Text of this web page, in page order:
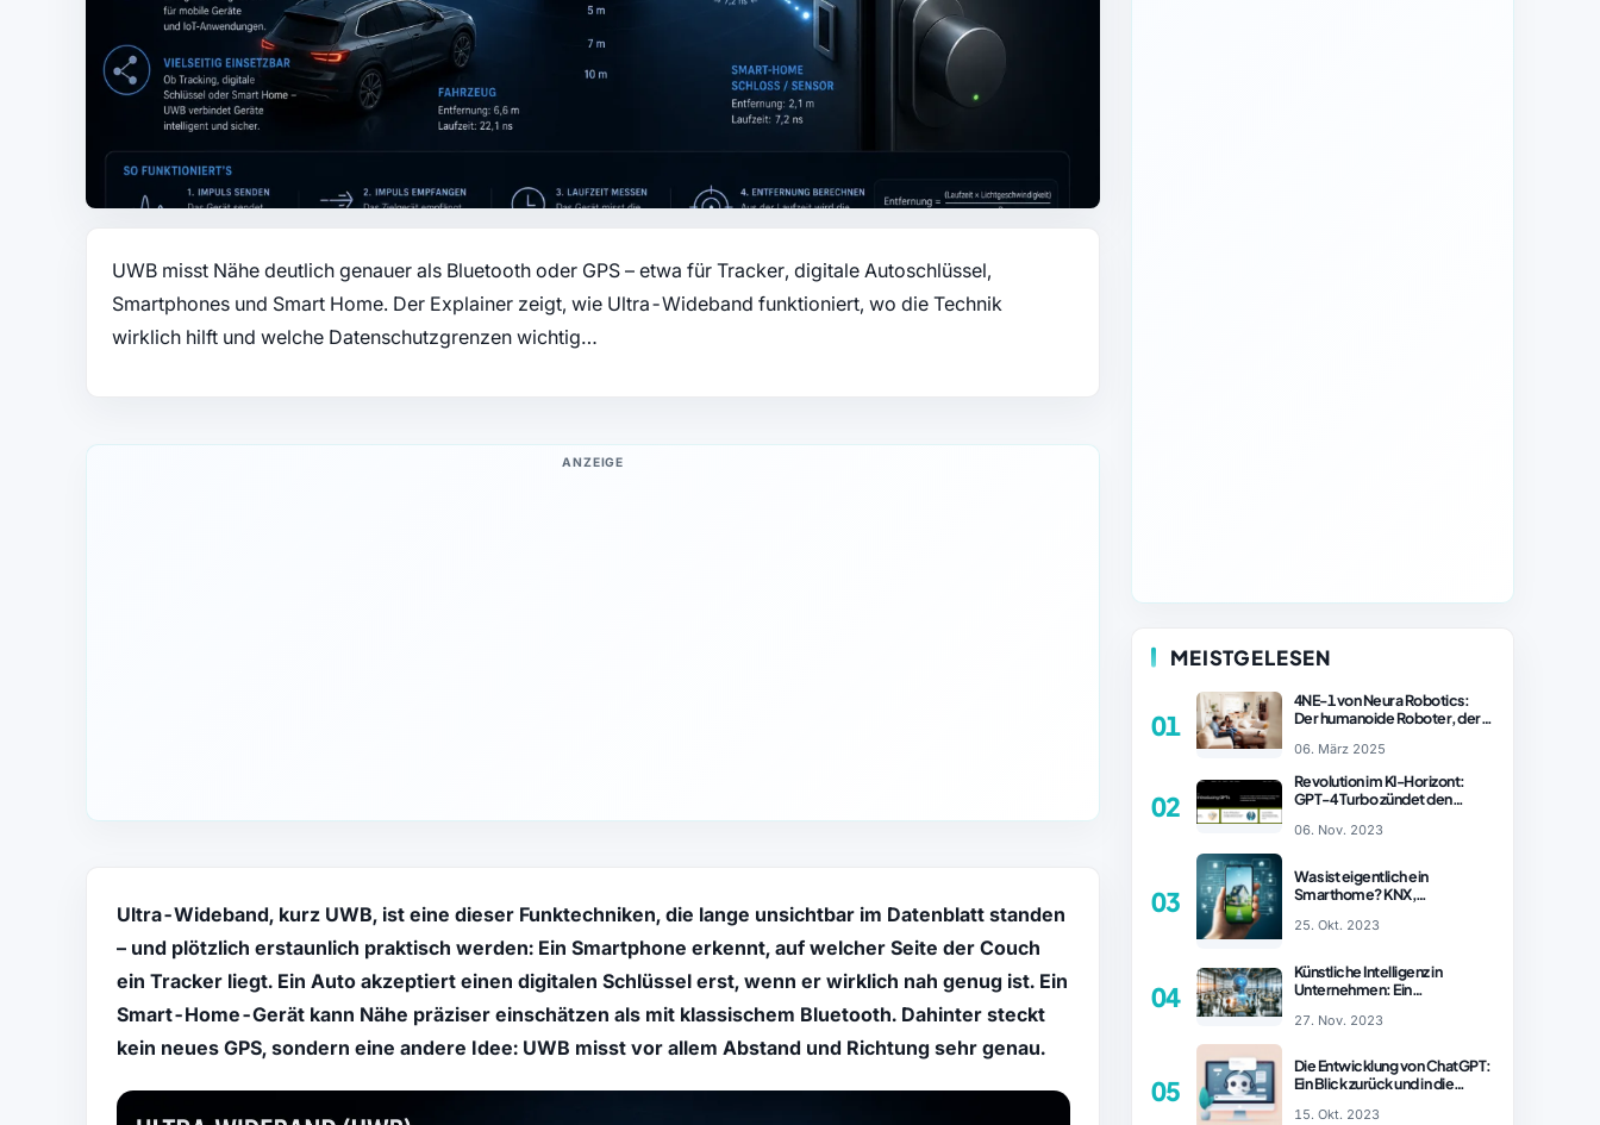
UWB misst Nähe deutlich genauer als Bluetooth oder GPS – etwa für Tracker, digitale Autoschlüssel,
Smartphones und Smart Home. Der Explainer zeigt, wie Ultra-Wideband funktioniert, wo die Technik
wirklich hilft und welche Datenschutzgrenzen wichtig…
ANZEIGE
Ultra-Wideband, kurz UWB, ist eine dieser Funktechniken, die lange unsichtbar im Datenblatt standen
– und plötzlich erstaunlich praktisch werden: Ein Smartphone erkennt, auf welcher Seite der Couch
ein Tracker liegt. Ein Auto akzeptiert einen digitalen Schlüssel erst, wenn er wirklich nah genug ist. Ein
Smart-Home-Gerät kann Nähe präziser einschätzen als mit klassischem Bluetooth. Dahinter steckt
kein neues GPS, sondern eine andere Idee: UWB misst vor allem Abstand und Richtung sehr genau.
MEISTGELESEN
01
4NE-1 von Neura Robotics:
Der humanoide Roboter, der
revolutionieren könnte
06. März 2025
02
Revolution im KI-Horizont:
GPT-4 Turbo zündet den
– ChatGPT Revolution!
06. Nov. 2023
03
Was ist eigentlich ein
Smarthome? KNX,
Vergleich
25. Okt. 2023
04
Künstliche Intelligenz in
Unternehmen: Ein
27. Nov. 2023
05
Die Entwicklung von ChatGPT:
Ein Blick zurück und in die
15. Okt. 2023